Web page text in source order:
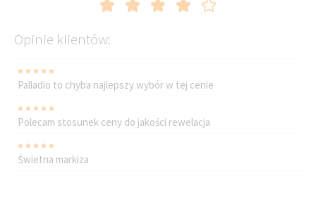
Opinie klientów:
Palladio to chyba najlepszy wybór w tej cenie
Polecam stosunek ceny do jakości rewelacja
Świetna markiza